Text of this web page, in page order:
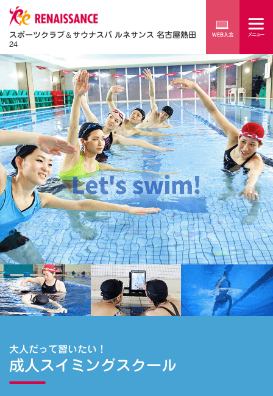
スポーツクラブ＆サウナスパ ルネサンス 名古屋熱田
24
大人だって習いたい！
成人スイミングスクール